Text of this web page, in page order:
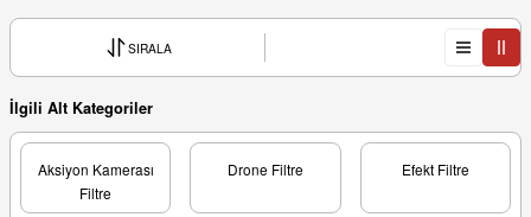
SIRALA
İlgili Alt Kategoriler
Aksiyon Kamerası
Filtre
Drone Filtre Efekt Filtre